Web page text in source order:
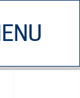
SIAMO